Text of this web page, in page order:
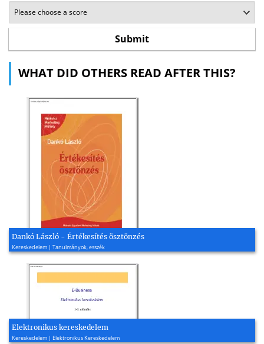
WHAT DID OTHERS READ AFTER THIS?
Dankó László - Értékesítés ösztönzés
Kereskedelem | Tanulmányok, esszék
Elektronikus kereskedelem
Kereskedelem | Elektronikus Kereskedelem